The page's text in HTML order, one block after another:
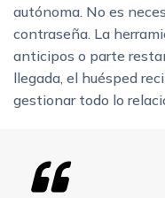
autónoma. No es
contraseña. La
anticipos o parte
llegada, el huésped
gestionar todo lo